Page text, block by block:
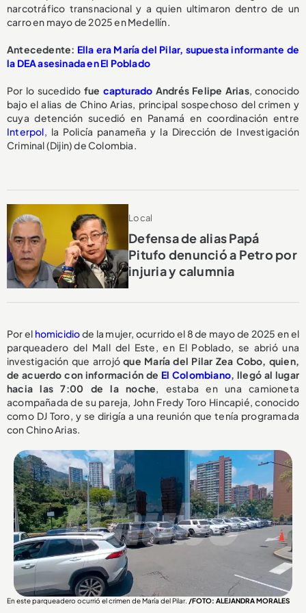
narcotráfico transnacional y a quien ultimaron dentro de un
carro en mayo de 2025 en Medellín.
Antecedente: Ella era María del Pilar, supuesta informante de
la DEA asesinada en El Poblado
Por lo sucedido fue capturado Andrés Felipe Arias, conocido
bajo el alias de Chino Arias, principal sospechoso del crimen y
cuya detención sucedió en Panamá en coordinación entre
Interpol, la Policía panameña y la Dirección de Investigación
Criminal (Dijin) de Colombia.
Local
Defensa de alias Papá
Pitufo denunció a Petro por
injuria y calumnia
Por el homicidiode la mujer, ocurrido el 8 de mayo de 2025 en el
parqueadero del Mall del Este, en El Poblado, se abrió una
investigación que arrojóque María del Pilar Zea Cobo, quien,
de acuerdo con información de El Colombiano , llegó al lugar
hacia las 7:00 de la noche , estaba en una camioneta
acompañada de su pareja, John Fredy Toro Hincapié, conocido
como DJ Toro, y se dirigía a una reunión que tenía programada
con Chino Arias.
En este parqueadero ocurrió el crimen de María del Pilar. /FOTO: ALEJANDRA MORALES